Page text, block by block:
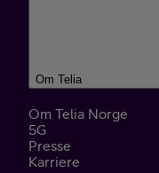
Om Telia
Om Telia Norge
5G
Presse
Karriere